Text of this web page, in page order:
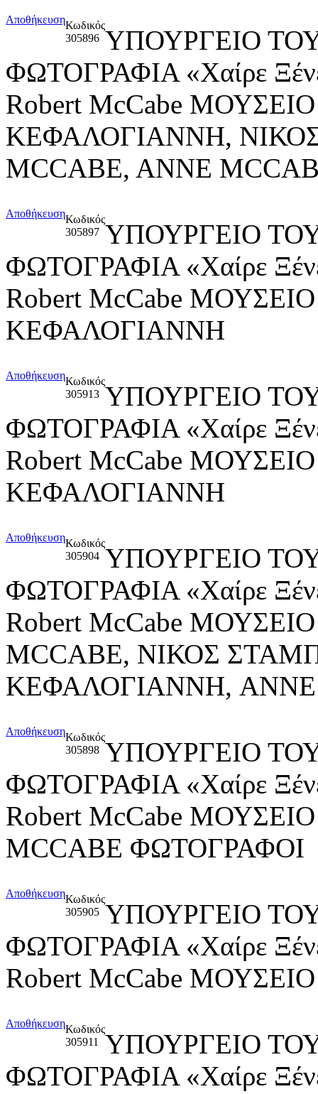
ΑποθήκευσηΚωδικός
305896 ΥΠΟΥΡΓΕΙΟ
ΦΩΤΟΓΡΑΦΙΑ «Χαίρε
Robert McCabe
ΚΕΦΑΛΟΓΙΑΝΝΗ,
MCCABE, ANNE
ΑποθήκευσηΚωδικός
305897 ΥΠΟΥΡΓΕΙΟ
ΦΩΤΟΓΡΑΦΙΑ «Χαίρε
Robert McCabe
ΚΕΦΑΛΟΓΙΑΝΝΗ
ΑποθήκευσηΚωδικός
305913 ΥΠΟΥΡΓΕΙΟ
ΦΩΤΟΓΡΑΦΙΑ «Χαίρε
Robert McCabe
ΚΕΦΑΛΟΓΙΑΝΝΗ
ΑποθήκευσηΚωδικός
305904 ΥΠΟΥΡΓΕΙΟ
ΦΩΤΟΓΡΑΦΙΑ «Χαίρε
Robert McCabe
MCCABE, ΝΙΚΟΣ
ΚΕΦΑΛΟΓΙΑΝΝΗ, ANNE
ΑποθήκευσηΚωδικός
305898 ΥΠΟΥΡΓΕΙΟ
ΦΩΤΟΓΡΑΦΙΑ «Χαίρε
Robert McCabe
MCCABE ΦΩΤΟΓΡΑΦΟΙ
ΑποθήκευσηΚωδικός
305905 ΥΠΟΥΡΓΕΙΟ
ΦΩΤΟΓΡΑΦΙΑ «Χαίρε
Robert McCabe
ΑποθήκευσηΚωδικός
305911
ΥΠΟΥΡΓΕΙΟ
ΦΩΤΟΓΡΑΦΙΑ «Χαίρε